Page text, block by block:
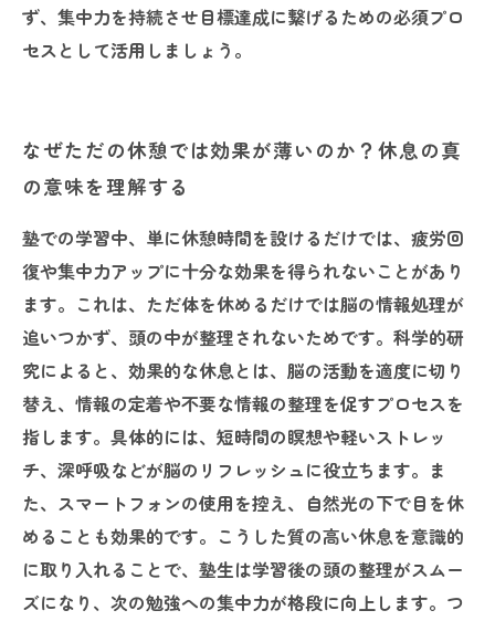
ず、集中力を持続させ目標達成に繋げるための必須プロ
セスとして活用しましょう。
なぜただの休憩では効果が薄いのか？休息の真
の意味を理解する
塾での学習中、単に休憩時間を設けるだけでは、疲労回
復や集中力アップに十分な効果を得られないことがあり
ます。これは、ただ体を休めるだけでは脳の情報処理が
追いつかず、頭の中が整理されないためです。科学的研
究によると、効果的な休息とは、脳の活動を適度に切り
替え、情報の定着や不要な情報の整理を促すプロセスを
指します。具体的には、短時間の瞑想や軽いストレッ
チ、深呼吸などが脳のリフレッシュに役立ちます。ま
た、スマートフォンの使用を控え、自然光の下で目を休
めることも効果的です。こうした質の高い休息を意識的
に取り入れることで、塾生は学習後の頭の整理がスムー
ズになり、次の勉強への集中力が格段に向上します。つ